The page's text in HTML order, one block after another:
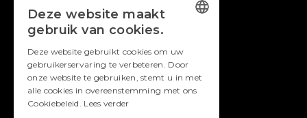
Winkel
Cookies
Contact
Dutch Canadian Food Line
Groothandel DCFL
Zweedsestraat 3b
ENGLISH
Deze website maakt
gebruik van cookies.
Deze website gebruikt cookies om uw
gebruikerservaring te verbeteren. Door
onze website te gebruiken, stemt u in met
alle cookies in overeenstemming met ons
Cookiebeleid. Lees verder